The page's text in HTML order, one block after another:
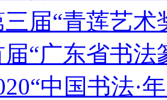
三届“青莲艺
届“广东省书
中国书法·